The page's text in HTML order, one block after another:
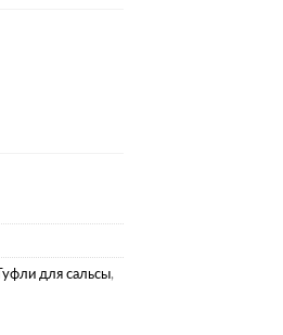
Туфли для сальсы,